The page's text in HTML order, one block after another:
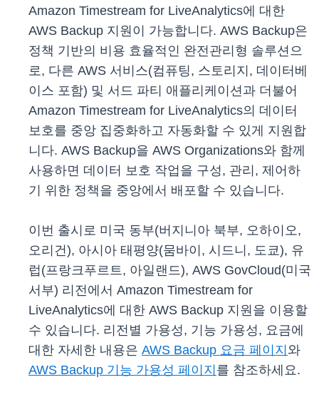
Amazon Timestream for LiveAnalytics에 대한
AWS Backup 지원이 가능합니다. AWS Backup은
정책 기반의 비용 효율적인 완전관리형 솔루션으
로, 다른 AWS 서비스(컴퓨팅, 스토리지, 데이터베
이스 포함) 및 서드 파티 애플리케이션과 더불어
Amazon Timestream for LiveAnalytics의 데이터
보호를 중앙 집중화하고 자동화할 수 있게 지원합
니다. AWS Backup을 AWS Organizations와 함께
사용하면 데이터 보호 작업을 구성, 관리, 제어하
기 위한 정책을 중앙에서 배포할 수 있습니다.
이번 출시로 미국 동부(버지니아 북부, 오하이오,
오리건), 아시아 태평양(뭄바이, 시드니, 도쿄), 유
럽(프랑크푸르트, 아일랜드), AWS GovCloud(미국
서부) 리전에서 Amazon Timestream for
LiveAnalytics에 대한 AWS Backup 지원을 이용할
수 있습니다. 리전별 가용성, 기능 가용성, 요금에
대한 자세한 내용은 AWS Backup 요금 페이지 와
AWS Backup 기능 가용성 페이지 를 참조하세요.